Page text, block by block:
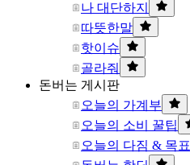
나 대단하지
따뜻한말
핫이슈
골라줘
돈버는 게시판
오늘의 가계부
오늘의 소비 꿀팁
오늘의 다짐 & 목표